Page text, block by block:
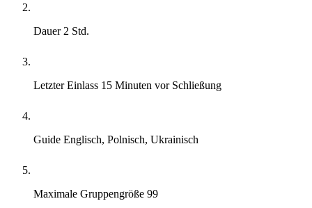
Dauer2 Std.
Letzter Einlass 15 Minuten vor Schließung
Guide Englisch, Polnisch, Ukrainisch
Maximale Gruppengröße 99